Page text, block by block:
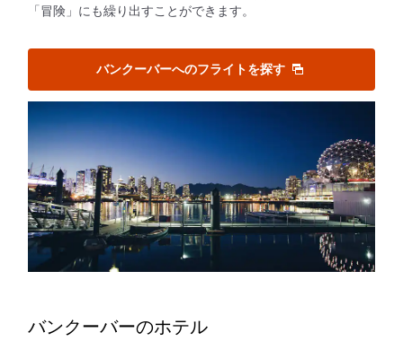
「冒険」にも繰り出すことができます。
バンクーバーへのフライトを探す
バンクーバーのホテル